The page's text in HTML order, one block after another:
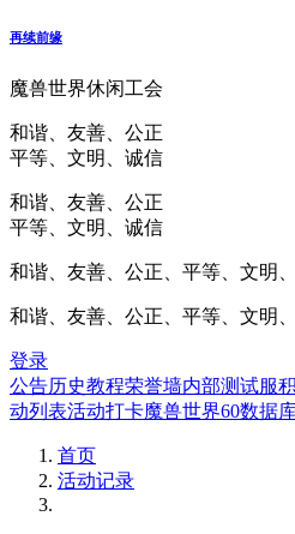
再续前缘
魔兽世界休闲工会
和谐、友善、公正
平等、文明、诚信
和谐、友善、公正
平等、文明、诚信
和谐、友善、公正、平等、文明
和谐、友善、公正、平等、文明
登录
公告历史教程荣誉墙内部测试服
动列表活动打卡魔兽世界60数据
首页
活动记录